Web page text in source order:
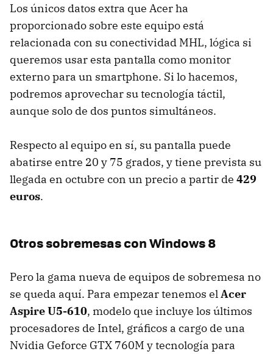
Los únicos datos extra que Acer ha
proporcionado sobre este equipo está
relacionada con su conectividad MHL, lógica si
queremos usar esta pantalla como monitor
externo para un smartphone. Si lo hacemos,
podremos aprovechar su tecnología táctil,
aunque solo de dos puntos simultáneos.
Respecto al equipo en sí, su pantalla puede
abatirse entre 20 y 75 grados, y tiene prevista su
llegada en octubre con un precio a partir de 429
euros.
Otros sobremesas con Windows 8
Pero la gama nueva de equipos de sobremesa no
se queda aquí. Para empezar tenemos elAcer
Aspire U5-610, modelo que incluye los últimos
procesadores de Intel, gráficos a cargo de una
Nvidia Geforce GTX 760M y tecnología para